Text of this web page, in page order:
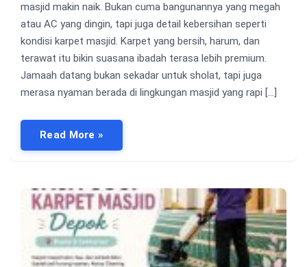
masjid makin naik. Bukan cuma bangunannya yang megah
atau AC yang dingin, tapi juga detail kebersihan seperti
kondisi karpet masjid. Karpet yang bersih, harum, dan
terawat itu bikin suasana ibadah terasa lebih premium.
Jamaah datang bukan sekadar untuk sholat, tapi juga
merasa nyaman berada di lingkungan masjid yang rapi […]
Read More »